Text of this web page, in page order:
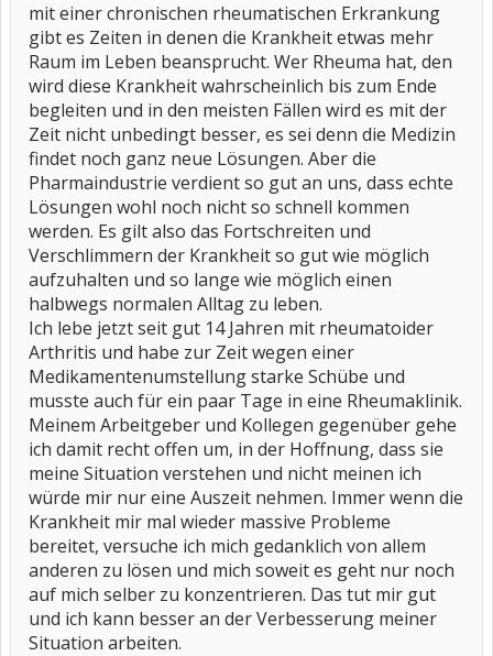
mit einer chronischen rheumatischen Erkrankung
gibt es Zeiten in denen die Krankheit etwas mehr
Raum im Leben beansprucht. Wer Rheuma hat, den
wird diese Krankheit wahrscheinlich bis zum Ende
begleiten und in den meisten Fällen wird es mit der
Zeit nicht unbedingt besser, es sei denn die Medizin
findet noch ganz neue Lösungen. Aber die
Pharmaindustrie verdient so gut an uns, dass echte
Lösungen wohl noch nicht so schnell kommen
werden. Es gilt also das Fortschreiten und
Verschlimmern der Krankheit so gut wie möglich
aufzuhalten und so lange wie möglich einen
halbwegs normalen Alltag zu leben.
Ich lebe jetzt seit gut 14 Jahren mit rheumatoider
Arthritis und habe zur Zeit wegen einer
Medikamentenumstellung starke Schübe und
musste auch für ein paar Tage in eine Rheumaklinik.
Meinem Arbeitgeber und Kollegen gegenüber gehe
ich damit recht offen um, in der Hoffnung, dass sie
meine Situation verstehen und nicht meinen ich
würde mir nur eine Auszeit nehmen. Immer wenn die
Krankheit mir mal wieder massive Probleme
bereitet, versuche ich mich gedanklich von allem
anderen zu lösen und mich soweit es geht nur noch
auf mich selber zu konzentrieren. Das tut mir gut
und ich kann besser an der Verbesserung meiner
Situation arbeiten.